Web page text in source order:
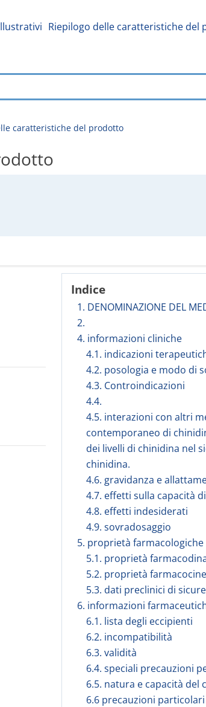
Riepilogo delle caratteristiche del
caratteristiche del prodotto
Indice
1. DENOMINAZIONE DEL
2.
4. informazioni cliniche
4.1. indicazioni
4.2. posologia e modo di
4.3. Controindicazioni
4.4.
4.5. interazioni con altri
contemporaneo di
dei livelli di chinidina nel
chinidina.
4.6. gravidanza e
4.7. effetti sulla capacità
4.8. effetti indesiderati
4.9. sovradosaggio
5. proprietà farmacologiche
5.1. proprietà
5.2. proprietà
5.3. dati preclinici di
6. informazioni
6.1. lista degli eccipienti
6.2. incompatibilità
6.3. validità
6.4. speciali precauzioni
6.5. natura e capacità del
6.6 precauzioni